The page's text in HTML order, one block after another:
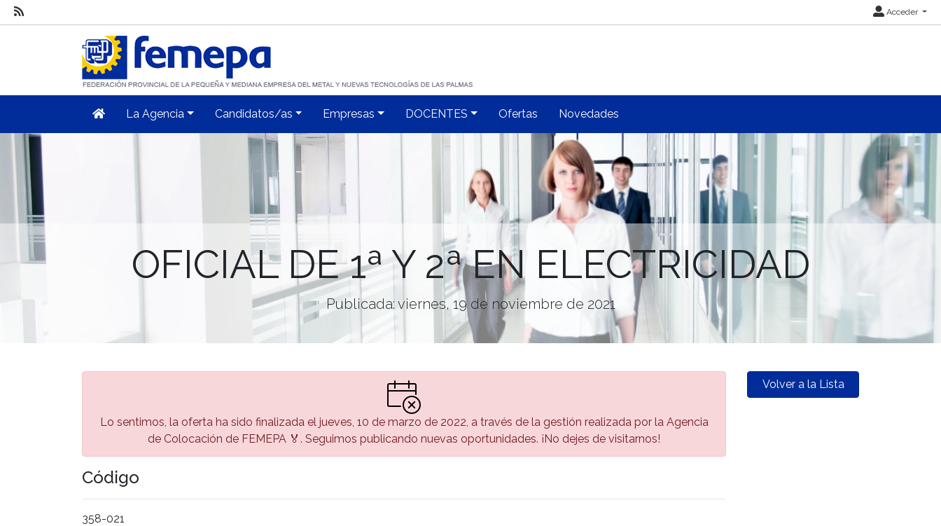
Acceder
La Agencia Candidatos/as Empresas DOCENTES Ofertas Novedades
OFICIAL DE 1ª Y 2ª EN ELECTRICIDAD
Publicada: viernes, 19 de noviembre de 2021
Lo sentimos, la oferta ha sido finalizada el jueves, 10 de marzo de 2022, a través de la gestión realizada por la Agencia
de Colocación de FEMEPA 🏅. Seguimos publicando nuevas oportunidades. ¡No dejes de visitarnos!
Código
358-021
Volver a la Lista